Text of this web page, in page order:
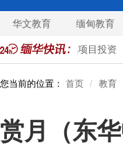
华文教育 缅甸教育
缅优质天然气项目投资
您当前的位置： 首页 教育
赏月（东